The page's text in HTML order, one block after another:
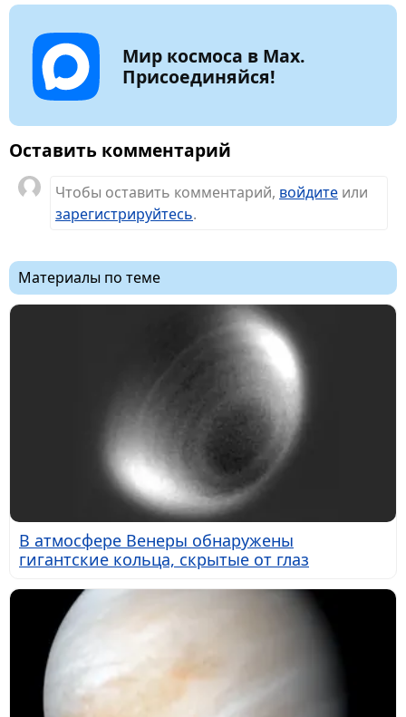
Мир космоса в Max.
Присоединяйся!
Оставить комментарий
Чтобы оставить комментарий, войдите или
зарегистрируйтесь.
Материалы по теме
В атмосфере Венеры обнаружены
гигантские кольца, скрытые от глаз